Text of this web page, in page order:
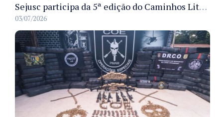
Sejusc participa da 5ª edição do Caminhos Literários com foco na cultura hip-hop nas unidades socioeducativas
03/07/2026